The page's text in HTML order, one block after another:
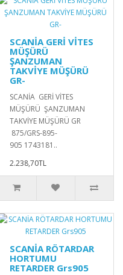
SCANİA GERİ VİTES
MÜŞÜRÜ
ŞANZUMAN
TAKVİYE MÜŞÜRÜ
GR-
SCANİA GERİ VİTES
MÜŞÜRÜ ŞANZUMAN
TAKVİYE MÜŞÜRÜ GR
875/GRS-895-
905 1743181..
2.238,70TL
SCANİA RÖTARDAR
HORTUMU
RETARDER Grs905